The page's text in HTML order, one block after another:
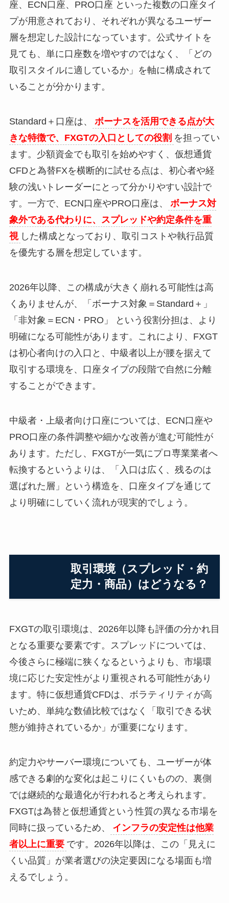
座、ECN口座、PRO口座 といった複数の口座タイ
プが用意されており、それぞれが異なるユーザー
層を想定した設計になっています。公式サイトを
見ても、単に口座数を増やすのではなく、「どの
取引スタイルに適しているか」を軸に構成されて
いることが分かります。
Standard＋口座は、
ボーナスを活用できる点が大
きな特徴で、FXGTの入口としての役割 を担ってい
ます。少額資金でも取引を始めやすく、仮想通貨
CFDと為替FXを横断的に試せる点は、初心者や経
験の浅いトレーダーにとって分かりやすい設計で
す。一方で、ECN口座やPRO口座は、
ボーナス対
象外である代わりに、スプレッドや約定条件を重
視 した構成となっており、取引コストや執行品質
を優先する層を想定しています。
2026年以降、この構成が大きく崩れる可能性は高
くありませんが、「ボーナス対象＝Standard＋」
「非対象＝ECN・PRO」 という役割分担は、より
明確になる可能性があります。これにより、FXGT
は初心者向けの入口と、中級者以上が腰を据えて
取引する環境を、口座タイプの段階で自然に分離
することができます。
中級者・上級者向け口座については、ECN口座や
PRO口座の条件調整や細かな改善が進む可能性が
あります。ただし、FXGTが一気にプロ専業業者へ
転換するというよりは、「入口は広く、残るのは
選ばれた層」という構造を、口座タイプを通じて
より明確にしていく流れが現実的でしょう。
取引環境（スプレッド・約
定力・商品）はどうなる？
FXGTの取引環境は、2026年以降も評価の分かれ目
となる重要な要素です。スプレッドについては、
今後さらに極端に狭くなるというよりも、市場環
境に応じた安定性がより重視される可能性があり
ます。特に仮想通貨CFDは、ボラティリティが高
いため、単純な数値比較ではなく「取引できる状
態が維持されているか」が重要になります。
約定力やサーバー環境についても、ユーザーが体
感できる劇的な変化は起こりにくいものの、裏側
では継続的な最適化が行われると考えられます。
FXGTは為替と仮想通貨という性質の異なる市場を
同時に扱っているため、
インフラの安定性は他業
者以上に重要 です。2026年以降は、この「見えに
くい品質」が業者選びの決定要因になる場面も増
えるでしょう。